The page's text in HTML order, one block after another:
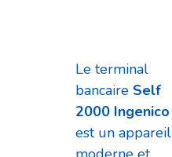
Le terminal
bancaire Self
2000 Ingenico
est un appareil